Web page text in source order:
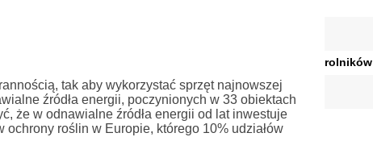
tak aby wykorzystać sprzęt najnowszej
źródła energii, poczynionych w 33 obiektach
że w odnawialne źródła energii od lat inwestuje
roślin w Europie, którego 10% udziałów
rolników